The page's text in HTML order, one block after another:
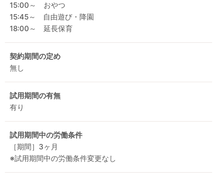
15:00～ おやつ
15:45～ 自由遊び・降園
18:00～ 延長保育
契約期間の定め
無し
試用期間の有無
有り
試用期間中の労働条件
［期間］3ヶ月
※試用期間中の労働条件変更なし